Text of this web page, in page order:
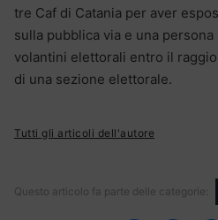
tre Caf di Catania per aver
sulla pubblica via e una
volantini elettorali entro il
di una sezione elettorale.
Tutti gli articoli dell'autore
Questo articolo fa parte delle categorie: